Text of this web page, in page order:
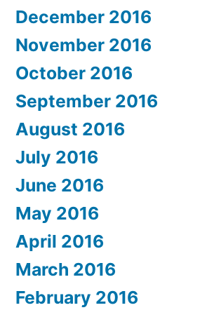
December 2016
November 2016
October 2016
September 2016
August 2016
July 2016
June 2016
May 2016
April 2016
March 2016
February 2016